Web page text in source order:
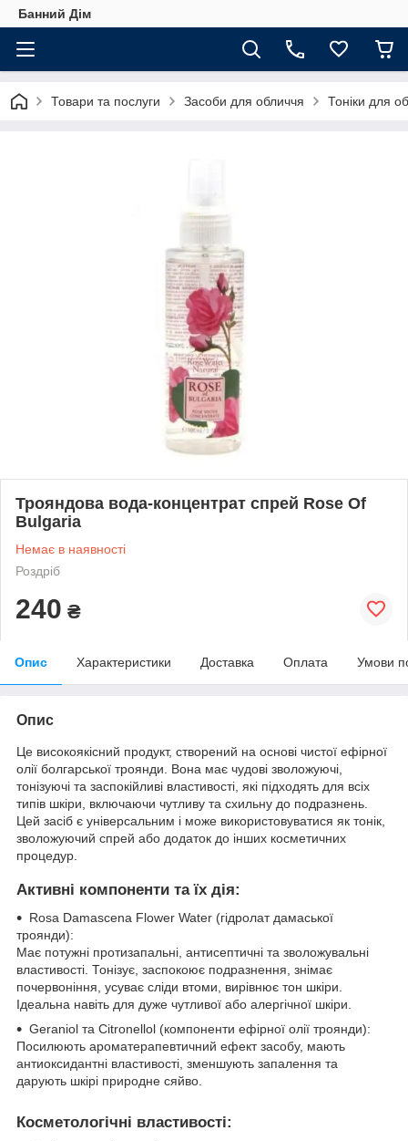
Банний Дім
Товари та послуги Засоби для обличчя Тоніки для
Трояндова вода-концентрат спрей Rose Of
Bulgaria
Немає в наявності
Роздріб
240 ₴
Опис Характеристики Доставка Оплата Умови
Опис
Це високоякісний продукт, створений на основі чистої ефірної
олії болгарської троянди. Вона має чудові зволожуючі,
тонізуючі та заспокійливі властивості, які підходять для всіх
типів шкіри, включаючи чутливу та схильну до подразнень.
Цей засіб є універсальним і може використовуватися як тонік,
зволожуючий спрей або додаток до інших косметичних
процедур.
Активні компоненти та їх дія:
Rosa Damascena Flower Water (гідролат дамаської
троянди):
Має потужні протизапальні, антисептичні та зволожувальні
властивості. Тонізує, заспокоює подразнення, знімає
почервоніння, усуває сліди втоми, вирівнює тон шкіри.
Ідеальна навіть для дуже чутливої або алергічної шкіри.
Geraniol та Citronellol (компоненти ефірної олії троянди):
Посилюють ароматерапевтичний ефект засобу, мають
антиоксидантні властивості, зменшують запалення та
дарують шкірі природне сяйво.
Косметологічні властивості: